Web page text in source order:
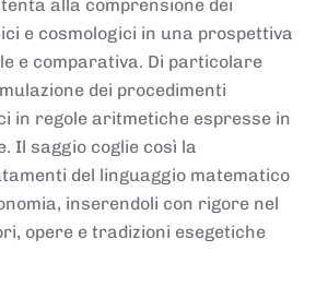
alla comprensione dei
e cosmologici in una prospettiva
e comparativa. Di particolare
dei procedimenti
in regole aritmetiche espresse in
Il saggio coglie così la
del linguaggio matematico
inserendoli con rigore nel
opere e tradizioni esegetiche